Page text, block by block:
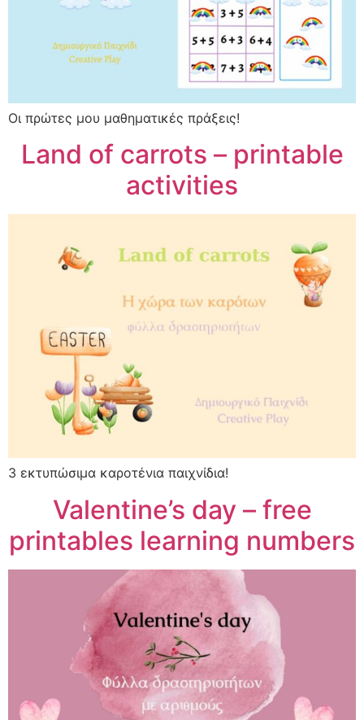
Οι πρώτες μου μαθηματικές πράξεις!
Land of carrots – printable
activities
3 εκτυπώσιμα καροτένια παιχνίδια!
Valentine’s day – free
printables learning numbers